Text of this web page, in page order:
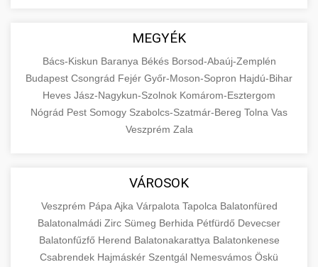
MEGYÉK
Bács-Kiskun Baranya Békés Borsod-Abaúj-Zemplén
Budapest Csongrád Fejér Győr-Moson-Sopron Hajdú-Bihar
Heves Jász-Nagykun-Szolnok Komárom-Esztergom
Nógrád Pest Somogy Szabolcs-Szatmár-Bereg Tolna Vas
Veszprém Zala
VÁROSOK
Veszprém Pápa Ajka Várpalota Tapolca Balatonfüred
Balatonalmádi Zirc Sümeg Berhida Pétfürdő Devecser
Balatonfűzfő Herend Balatonakarattya Balatonkenese
Csabrendek Hajmáskér Szentgál Nemesvámos Öskü